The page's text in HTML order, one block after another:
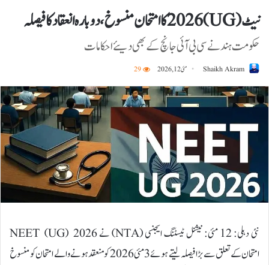
نیٹ (UG) 2026 کا امتحان منسوخ، دوبارہ انعقاد کا فیصلہ
حکومت ہند نے سی بی آئی جانچ کے بھی دیئے احکامات
Shaikh Akram مئی 12, 2026 29
نئی دہلی: 12 مئی: نیشنل ٹیسٹنگ ایجنسی (NTA) نے NEET (UG) 2026
امتحان کے تعلق سے بڑا فیصلہ لیتے ہوئے 3 مئی 2026 کو منعقد ہونے والے امتحان کو منسوخ